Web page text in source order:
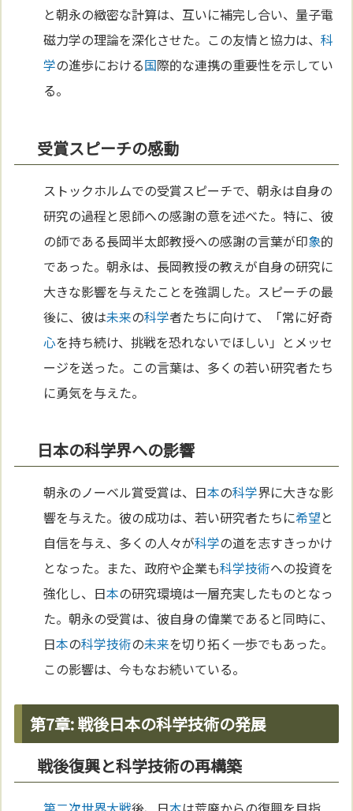
と朝永の緻密な計算は、互いに補完し合い、量子電
磁力学の理論を深化させた。この友情と協力は、科
学の進歩における国際的な連携の重要性を示してい
る。
受賞スピーチの感動
ストックホルムでの受賞スピーチで、朝永は自身の
研究の過程と恩師への感謝の意を述べた。特に、彼
の師である長岡半太郎教授への感謝の言葉が印象的
であった。朝永は、長岡教授の教えが自身の研究に
大きな影響を与えたことを強調した。スピーチの最
後に、彼は未来の科学者たちに向けて、「常に好奇
心を持ち続け、挑戦を恐れないでほしい」とメッセ
ージを送った。この言葉は、多くの若い研究者たち
に勇気を与えた。
日本の科学界への影響
朝永のノーベル賞受賞は、日本の科学界に大きな影
響を与えた。彼の成功は、若い研究者たちに希望と
自信を与え、多くの人々が科学の道を志すきっかけ
となった。また、政府や企業も科学技術への投資を
強化し、日本の研究環境は一層充実したものとなっ
た。朝永の受賞は、彼自身の偉業であると同時に、
日本の科学技術の未来を切り拓く一歩でもあった。
この影響は、今もなお続いている。
第7章: 戦後日本の科学技術の発展
戦後復興と科学技術の再構築